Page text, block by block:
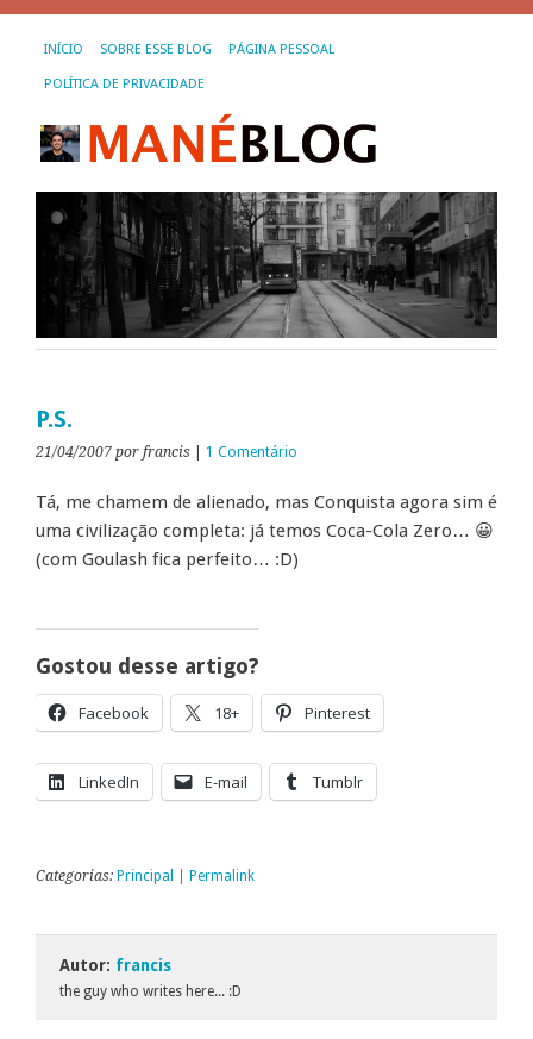
INÍCIO SOBRE ESSE BLOG PÁGINA PESSOAL
POLÍTICA DE PRIVACIDADE
P.S.
21/04/2007 por francis 1 Comentário
Tá, me chamem de alienado, mas Conquista agora sim é
uma civilização completa: já temos Coca-Cola Zero… 😀
(com Goulash fica perfeito… :D)
Gostou desse artigo?
Facebook 18+ Pinterest
LinkedIn E-mail Tumblr
Categorias: Principal Permalink
Autor: francis
the guy who writes here... :D